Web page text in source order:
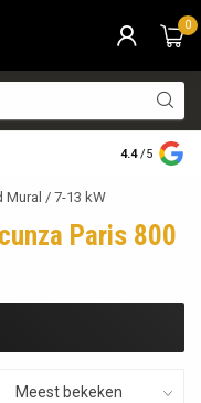
0
Bezorging
4.4 /5
Mural / 7-13 kW
Paris 800